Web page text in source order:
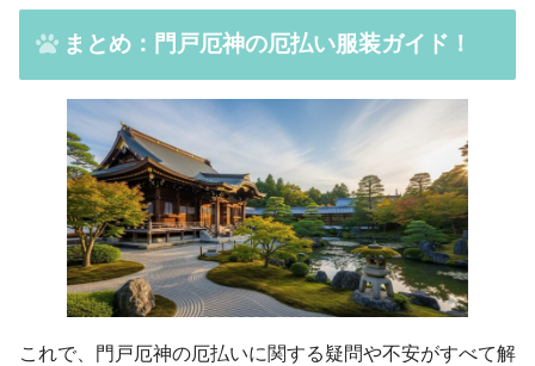
まとめ：門戸厄神の厄払い服装ガイド！
これで、門戸厄神の厄払いに関する疑問や不安がすべて解